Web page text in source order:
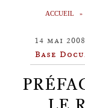
ACCUEIL
14 mai 2008
Base